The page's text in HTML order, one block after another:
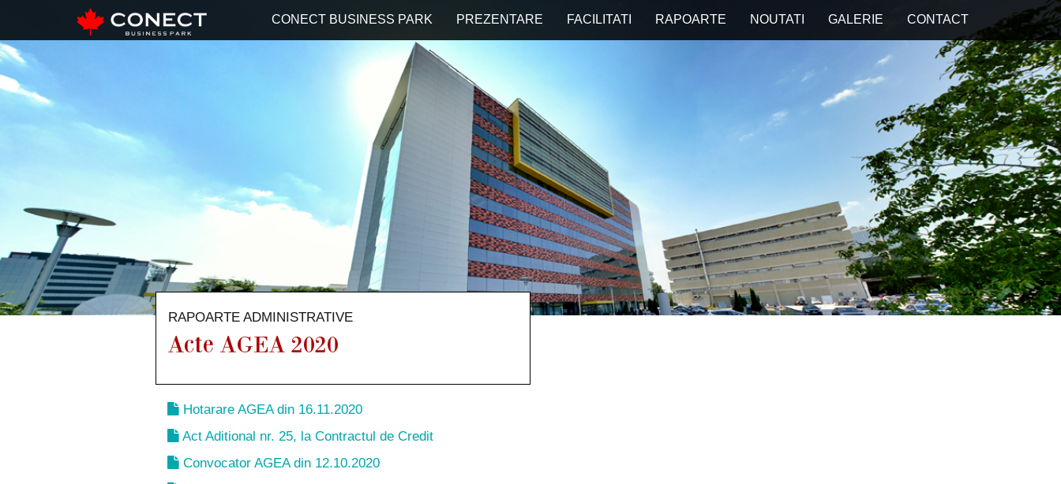
CONECT BUSINESS PARK PREZENTARE FACILITATI RAPOARTE NOUTATI GALERIE CONTACT
RAPOARTE ADMINISTRATIVE
Acte AGEA 2020
Hotarare AGEA din 16.11.2020
Act Aditional nr. 25, la Contractul de Credit
Convocator AGEA din 12.10.2020